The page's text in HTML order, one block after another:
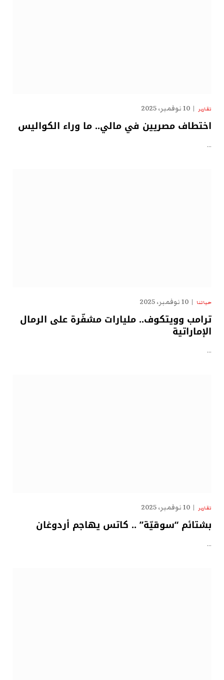
تقارير 10 نوفمبر، 2025
اختطاف مصريين في مالي.. ما وراء الكواليس
…
حياتنا 10 نوفمبر، 2025
ترامب وويتكوف.. مليارات مشفّرة على الرمال
الإماراتية
…
تقارير 10 نوفمبر، 2025
بشتائم “سوقيّة” .. كاتس يهاجم أردوغان
…